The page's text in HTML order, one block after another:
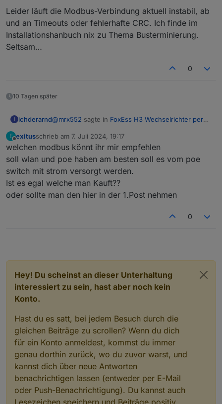
Leider läuft die Modbus-Verbindung aktuell instabil, ab
und an Timeouts oder fehlerhafte CRC. Ich finde im
Installationshanbuch nix zu Thema Busterminierung.
Seltsam…
0
10 Tagen später
I ichderarnd@mrx552 sagte in FoxEss H3 Wechselrichter per
@ichderarnd
Moin,
wie ich das bis jetzt verstanden habe, gibt es
String 3 nicht! 1 und 2 werden zusammen
verarbeitet und 3 als einzelner String.
Eigentlich sind es 5 Strings, immer zwei an einem
MPPT. Mir fehlt noch die Modbus Doku zu dem
Teil, um das richtig zuzuordnen.
E
Offline
exitusschrieb am 7. Juli 2024, 19:17
zuletzt editiert von
welchen modbus könnt ihr mir empfehlen
soll wlan und poe haben am besten soll es vom poe
switch mit strom versorgt werden.
Ist es egal welche man Kauft??
oder sollte man den hier in der 1.Post nehmen
0
Hey! Du scheinst an dieser Unterhaltung
interessiert zu sein, hast aber noch kein
Konto.
Hast du es satt, bei jedem Besuch durch die
gleichen Beiträge zu scrollen? Wenn du dich
für ein Konto anmeldest, kommst du immer
genau dorthin zurück, wo du zuvor warst, und
kannst dich über neue Antworten
benachrichtigen lassen (entweder per E-Mail
oder Push-Benachrichtigung). Du kannst auch